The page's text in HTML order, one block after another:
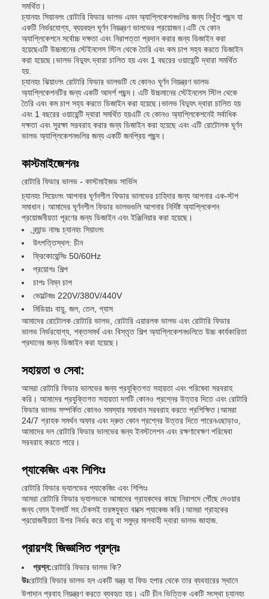
সমর্থিত।
চ্যানহং সিয়ানলং রোটারি ফিডার ভালভ এমন অ্যাপ্লিকেশনগুলির জন্য নিখুঁত পছন্দ যা
একটি নির্ভরযোগ্য, ব্যয়বহুল ঘূর্ণন নিয়ন্ত্রণ ভালভের প্রয়োজন।এটি যে কোন
অ্যাপ্লিকেশনে সর্বোচ্চ দক্ষতা এবং নিরাপত্তা প্রদান করার জন্য ডিজাইন করা
হয়েছেএটি উচ্চমানের স্টেইনলেস স্টিল থেকে তৈরি এবং কম চাপ সহ্য করতে ডিজাইন
করা হয়েছে।ভালভ বিদ্যুৎ দ্বারা চালিত হয় এবং 1 বছরের ওয়ারেন্টি দ্বারা সমর্থিত
হয়.
চ্যানহং ঝিয়াংলং রোটারি ফিডার ভালভটি যে কোনও ঘূর্ণন নিয়ন্ত্রণ ভালভ
অ্যাপ্লিকেশনটির জন্য একটি আদর্শ পছন্দ। এটি উচ্চমানের স্টেইনলেস স্টিল থেকে
তৈরি এবং কম চাপ সহ্য করতে ডিজাইন করা হয়েছে।ভালভ বিদ্যুৎ দ্বারা চালিত হয়
এবং 1 বছরের ওয়ারেন্টি দ্বারা সমর্থিত হয়এটি যে কোনও অ্যাপ্লিকেশনেই সর্বাধিক
দক্ষতা এবং সুরক্ষা সরবরাহ করার জন্য ডিজাইন করা হয়েছে এবং এটি রোটোলক ঘূর্ণন
ভালভ অ্যাপ্লিকেশনগুলির জন্য একটি জনপ্রিয় পছন্দ।
কাস্টমাইজেশনঃ
রোটারি ফিডার ভালভ - কাস্টমাইজড সার্ভিস
চ্যানহং সিয়েংলং আপনার ঘূর্ণনশীল ফিডার ভালভের চাহিদার জন্য আপনার এক-স্টপ
সমাধান। আমাদের ঘূর্ণনশীল ফিডার ভালভগুলি আপনার নির্দিষ্ট অ্যাপ্লিকেশন
প্রয়োজনীয়তা পূরণের জন্য ডিজাইন এবং ইঞ্জিনিয়ার করা হয়েছে।
ব্র্যান্ড নামঃ চ্যানহং সিয়াংলং
উৎপত্তিস্থল: চীন
ফ্রিকোয়েন্সিঃ 50/60Hz
প্রয়োগঃ শিল্প
চাপঃ নিম্ন চাপ
ভোল্টেজঃ 220V/380V/440V
মিডিয়াঃ বায়ু, জল, তেল, গ্যাস
আমাদের রোটোলক রোটারি ভালভ, রোটারি এয়ারলক ভালভ এবং রোটারি ফিডার
ভালভ নির্ভরযোগ্য, শক্তসমর্থ এবং বিস্তৃত শিল্প অ্যাপ্লিকেশনগুলিতে উচ্চ কার্যকারিতা
প্রদানের জন্য ডিজাইন করা হয়েছে।
সহায়তা ও সেবা:
আমরা রোটারি ফিডার ভালভের জন্য প্রযুক্তিগত সহায়তা এবং পরিষেবা সরবরাহ
করি। আমাদের প্রযুক্তিগত সহায়তা দলটি কোনও প্রশ্নের উত্তর দিতে এবং রোটারি
ফিডার ভালভ সম্পর্কিত কোনও সমস্যার সমাধান সরবরাহ করতে প্রশিক্ষিত।আমরা
24/7 গ্রাহক সমর্থন অফার এবং দ্রুত কোন প্রশ্নের উত্তর দিতে পারেনএছাড়াও,
আমাদের দল রোটারি ফিডার ভালভের জন্য ইনস্টলেশন এবং রক্ষণাবেক্ষণ পরিষেবা
সরবরাহ করতে পারে।
প্যাকেজিং এবং শিপিংঃ
রোটারি ফিডার ভ্যালভের প্যাকেজিং এবং শিপিংঃ
আমরা রোটারি ফিডার ভ্যালভকে আমাদের গ্রাহকদের কাছে নিরাপদে পৌঁছে দেওয়ার
জন্য ফোম ইনসার্ট সহ টেকসই তরঙ্গযুক্ত বাক্সে প্যাকেজ করি।আমরা গ্রাহকের
প্রয়োজনীয়তা উপর নির্ভর করে বায়ু বা সমুদ্র মালবাহী দ্বারা ভালভ জাহাজ.
প্রায়শই জিজ্ঞাসিত প্রশ্নঃ
প্রশ্ন:রোটারি ফিডার ভালভ কি?
উঃরোটারি ফিডার ভালভ হল একটি যন্ত্র যা ফিড হপার থেকে তার ব্যবহারের স্থানে
উপাদান প্রবাহ নিয়ন্ত্রণ করতে ব্যবহৃত হয়। এটি চীন ভিত্তিক একটি সংস্থা চ্যানহং